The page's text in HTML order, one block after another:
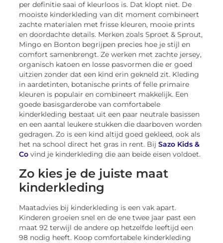
per definitie saai of kleurloos is. Dat klopt niet. De
mooiste kinderkleding van dit moment combineert
zachte materialen met frisse kleuren, mooie prints
en doordachte details. Merken zoals Sproet & Sprout,
Mingo en Bonton begrijpen precies hoe je stijl en
comfort samenbrengt. Ze werken met zachte jersey,
organisch katoen en losse pasvormen die er goed
uitzien zonder dat een kind erin gekneld zit. Kleding
in aardetinten, botanische prints of felle primaire
kleuren is populair en combineert makkelijk. Een
goede basisgarderobe van comfortabele
kinderkleding bestaat uit een paar neutrale basissen
en een aantal leukere stukken die daarboven worden
gedragen. Zo is een kind altijd goed gekleed, ook als
het na school direct het gras in rent. Bij Sazo Kids &
Co vind je kinderkleding die aan beide eisen voldoet.
Zo kies je de juiste maat
kinderkleding
Maatadvies bij kinderkleding is een vak apart.
Kinderen groeien snel en de ene twee jaar past een
maat 92 terwijl de andere op hetzelfde leeftijd een
98 nodig heeft. Koop comfortabele kinderkleding